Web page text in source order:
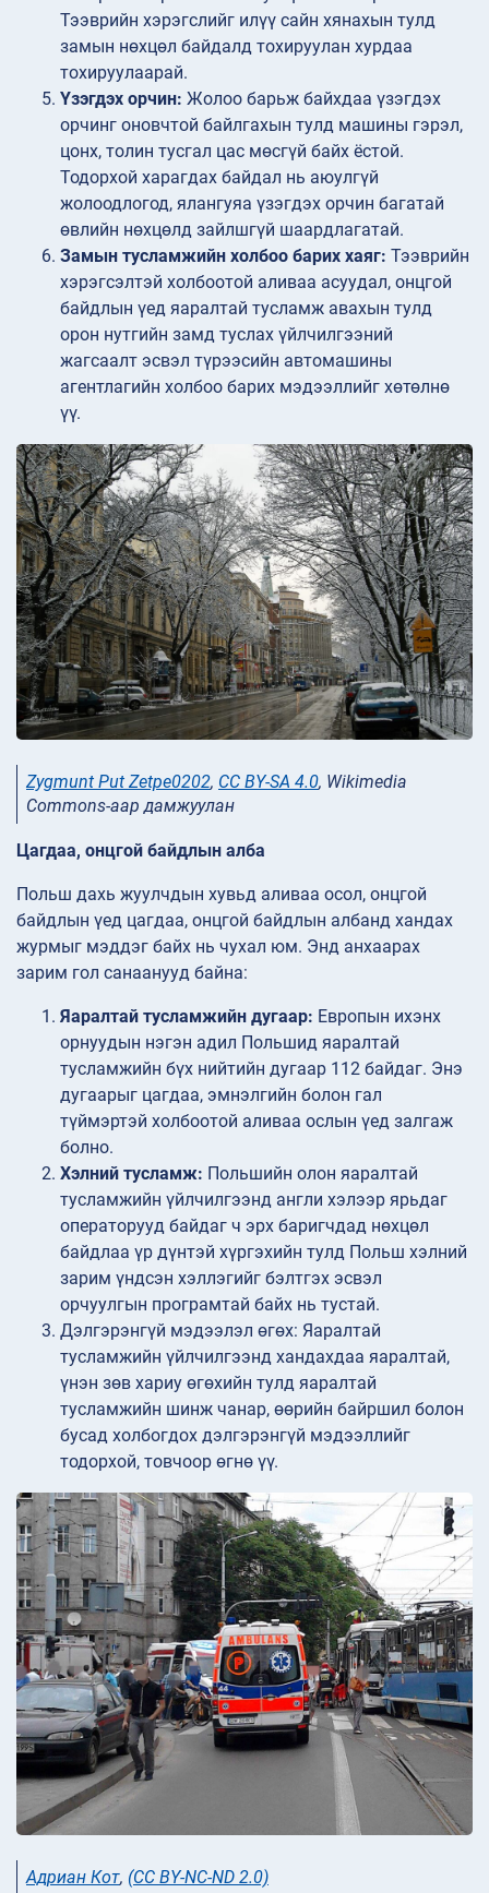
Тээврийн хэрэгслийг илүү сайн хянахын тулд
замын нөхцөл байдалд тохируулан хурдаа
тохируулаарай.
Үзэгдэх орчин: Жолоо барьж байхдаа үзэгдэх
орчинг оновчтой байлгахын тулд машины гэрэл,
цонх, толин тусгал цас мөсгүй байх ёстой.
Тодорхой харагдах байдал нь аюулгүй
жолоодлогод, ялангуяа үзэгдэх орчин багатай
өвлийн нөхцөлд зайлшгүй шаардлагатай.
Замын тусламжийн холбоо барих хаяг: Тээврийн
хэрэгсэлтэй холбоотой аливаа асуудал, онцгой
байдлын үед яаралтай тусламж авахын тулд
орон нутгийн замд туслах үйлчилгээний
жагсаалт эсвэл түрээсийн автомашины
агентлагийн холбоо барих мэдээллийг хөтөлнө
үү.
Zygmunt Put Zetpe0202, CC BY-SA 4.0, Wikimedia
Commons-аар дамжуулан
Цагдаа, онцгой байдлын алба
Польш дахь жуулчдын хувьд аливаа осол, онцгой
байдлын үед цагдаа, онцгой байдлын албанд хандах
журмыг мэддэг байх нь чухал юм. Энд анхаарах
зарим гол санаанууд байна:
Яаралтай тусламжийн дугаар: Европын ихэнх
орнуудын нэгэн адил Польшид яаралтай
тусламжийн бүх нийтийн дугаар 112 байдаг. Энэ
дугаарыг цагдаа, эмнэлгийн болон гал
түймэртэй холбоотой аливаа ослын үед залгаж
болно.
Хэлний тусламж: Польшийн олон яаралтай
тусламжийн үйлчилгээнд англи хэлээр ярьдаг
операторууд байдаг ч эрх баригчдад нөхцөл
байдлаа үр дүнтэй хүргэхийн тулд Польш хэлний
зарим үндсэн хэллэгийг бэлтгэх эсвэл
орчуулгын програмтай байх нь тустай.
Дэлгэрэнгүй мэдээлэл өгөх: Яаралтай
тусламжийн үйлчилгээнд хандахдаа яаралтай,
үнэн зөв хариу өгөхийн тулд яаралтай
тусламжийн шинж чанар, өөрийн байршил болон
бусад холбогдох дэлгэрэнгүй мэдээллийг
тодорхой, товчоор өгнө үү.
Адриан Кот, (CC BY-NC-ND 2.0)